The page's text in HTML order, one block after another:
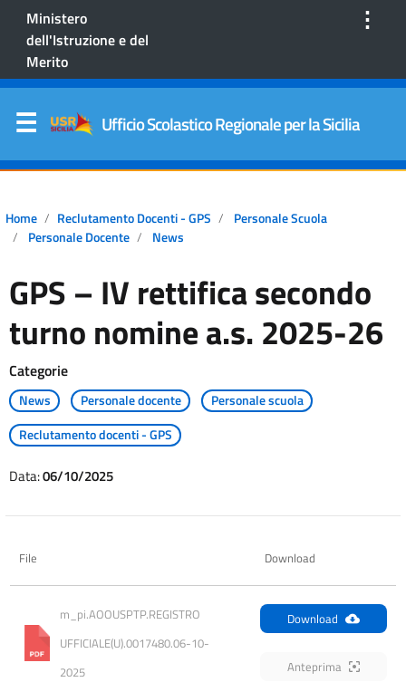
Ministero
dell'Istruzione e del
Merito
⋮
Ufficio Scolastico Regionale per la Sicilia
Home Reclutamento Docenti - GPS
Personale Scuola
Personale Docente
News
GPS – IV rettifica secondo
turno nomine a.s. 2025-26
Categorie
News Personale docente
Personale scuola
Reclutamento docenti - GPS
Data:06/10/2025
File Download
m_pi.AOOUSPTP.REGISTRO
UFFICIALE(U).0017480.06-10-
2025
Download
Anteprima